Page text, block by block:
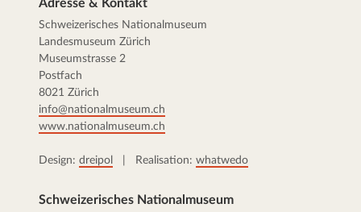
Adresse & Kontakt
Schweizerisches Nationalmuseum
Landesmuseum Zürich
Museumstrasse 2
Postfach
8021 Zürich
info@nationalmuseum.ch
www.nationalmuseum.ch
Design: dreipol | Realisation: whatwedo
Schweizerisches Nationalmuseum